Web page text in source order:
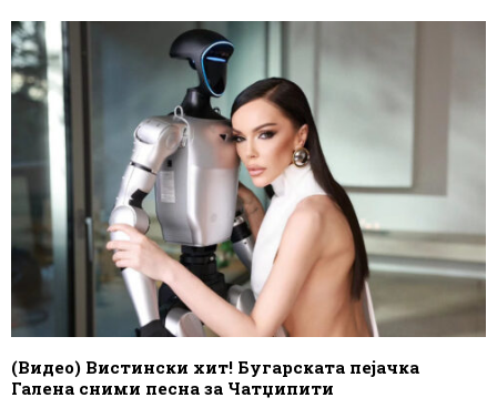
(Видео) Вистински хит! Бугарската пејачка
Галена сними песна за Чатџипити